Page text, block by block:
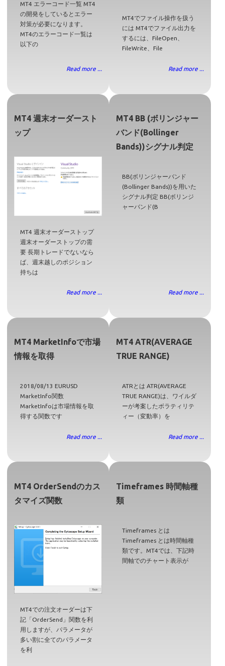
MT4 エラーコード一覧 MT4
の開発をしているとエラー
対策が必要になります。
MT4のエラーコード一覧は
以下の
Read more ...
MT4でファイル操作を扱う
には MT4でファイル出力を
するには、FileOpen、
FileWrite、File
Read more ...
MT4 週末オーダースト
ップ
MT4 週末オーダーストップ
週末オーダーストップの需
要 長期トレードでないなら
ば、週末越しのポジション
持ちは
Read more ...
MT4 BB (ボリンジャー
バンド(Bollinger
Bands))シグナル判定
BB(ボリンジャーバンド
(Bollinger Bands))を用いた
シグナル判定 BB(ボリンジ
ャーバンド(B
Read more ...
MT4 MarketInfoで市場
情報を取得
2018/08/13 EURUSD
MarketInfo関数
MarketInfoは市場情報を取
得する関数です
Read more ...
MT4 ATR(AVERAGE
TRUE RANGE)
ATRとは ATR(AVERAGE
TRUE RANGE)は、ワイルダ
ーが考案したボラティリテ
ィー（変動率）を
Read more ...
MT4 OrderSendのカス
タマイズ関数
MT4での注文オーダーは下
記「OrderSend」関数を利
用しますが、パラメータが
多い割に全てのパラメータ
を利
Timeframes 時間軸種
類
Timeframes とは
Timeframes とは時間軸種
類です。MT4では、下記時
間軸でのチャート表示が